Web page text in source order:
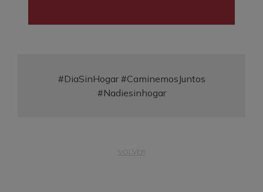
#DiaSinHogar #CaminemosJuntos
#Nadiesinhogar
VOLVER